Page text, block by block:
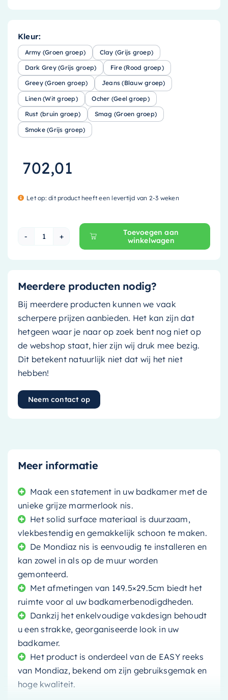
Kleur:
Army (Groen groep) Clay (Grijs groep)
Dark Grey (Grijs groep) Fire (Rood groep)
Greey (Groen groep) Jeans (Blauw groep)
Linen (Wit groep) Ocher (Geel groep)
Rust (bruin groep) Smag (Groen groep)
Smoke (Grijs groep)
702,01
Let op: dit product heeft een levertijd van 2-3 weken
Mondiaz EASY Nis - 149.5x29.5cm - solid
Toevoegen aan
winkelwagen
Meerdere producten nodig?
Bij meerdere producten kunnen we vaak
scherpere prijzen aanbieden. Het kan zijn dat
hetgeen waar je naar op zoek bent nog niet op
de webshop staat, hier zijn wij druk mee bezig.
Dit betekent natuurlijk niet dat wij het niet
hebben!
Neem contact op
Meer informatie
Maak een statement in uw badkamer met de
unieke grijze marmerlook nis.
Het solid surface materiaal is duurzaam,
vlekbestendig en gemakkelijk schoon te maken.
De Mondiaz nis is eenvoudig te installeren en
kan zowel in als op de muur worden
gemonteerd.
Met afmetingen van 149.5×29.5cm biedt het
ruimte voor al uw badkamerbenodigdheden.
Dankzij het enkelvoudige vakdesign behoudt
u een strakke, georganiseerde look in uw
badkamer.
Het product is onderdeel van de EASY reeks
van Mondiaz, bekend om zijn gebruiksgemak en
hoge kwaliteit.